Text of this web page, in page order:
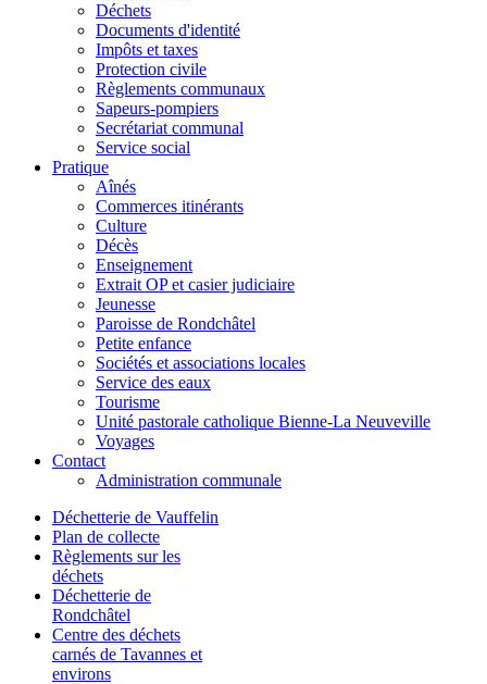
Déchets
Documents d'identité
Impôts et taxes
Protection civile
Règlements communaux
Sapeurs-pompiers
Secrétariat communal
Service social
Pratique
Aînés
Commerces itinérants
Culture
Décès
Enseignement
Extrait OP et casier judiciaire
Jeunesse
Paroisse de Rondchâtel
Petite enfance
Sociétés et associations locales
Service des eaux
Tourisme
Unité pastorale catholique Bienne-La Neuveville
Voyages
Contact
Administration communale
Déchetterie de Vauffelin
Plan de collecte
Règlements sur les
déchets
Déchetterie de
Rondchâtel
Centre des déchets
carnés de Tavannes et
environs